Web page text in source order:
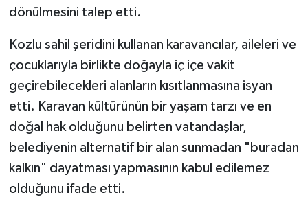
dönülmesini talep etti.
Kozlu sahil şeridini kullanan karavancılar, aileleri ve
çocuklarıyla birlikte doğayla iç içe vakit
geçirebilecekleri alanların kısıtlanmasına isyan
etti. Karavan kültürünün bir yaşam tarzı ve en
doğal hak olduğunu belirten vatandaşlar,
belediyenin alternatif bir alan sunmadan "buradan
kalkın" dayatması yapmasının kabul edilemez
olduğunu ifade etti.